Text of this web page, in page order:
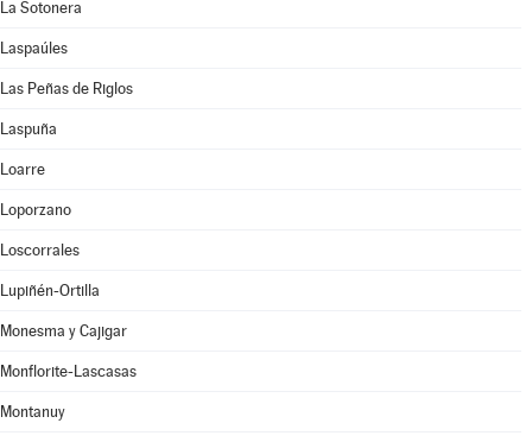
La Sotonera
Laspaúles
Las Peñas de Riglos
Laspuña
Loarre
Loporzano
Loscorrales
Lupiñén-Ortilla
Monesma y Cajigar
Monflorite-Lascasas
Montanuy